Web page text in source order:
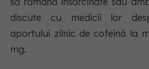
discute cu medicii lor
aportului zilnic de cofeină la
mg.